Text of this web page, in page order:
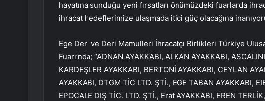
hayatına sunduğu yeni fırsatları önümüzdeki fuarlarda
ihracat hedeflerimize ulaşmada itici güç olacağına
Ege Deri ve Deri Mamulleri İhracatçı Birlikleri Türkiye
Fuarı’nda; “ADNAN AYAKKABI, ALKAN AYAKKABI,
KARDEŞLER AYAKKABI, BERTONİ AYAKKABI, CEYLAN
AYAKKABI, DTGM TİC LTD. ŞTİ., EGE TABAN AYAKKABI,
EPOCALE DIŞ TİC. LTD. ŞTİ., Erat AYAKKABI, EREN